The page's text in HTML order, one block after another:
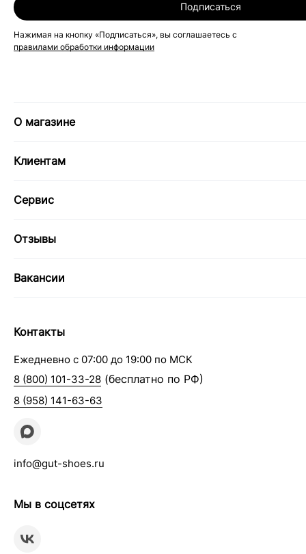
Подписаться
Нажимая на кнопку «Подписаться», вы соглашаетесь с
правилами обработки информации
О магазине
Клиентам
Сервис
Отзывы
Вакансии
Контакты
Ежедневно с 07:00 до 19:00 по МСК
8 (800) 101-33-28 (бесплатно по РФ)
8 (958) 141-63-63
info@gut-shoes.ru
Мы в соцсетях